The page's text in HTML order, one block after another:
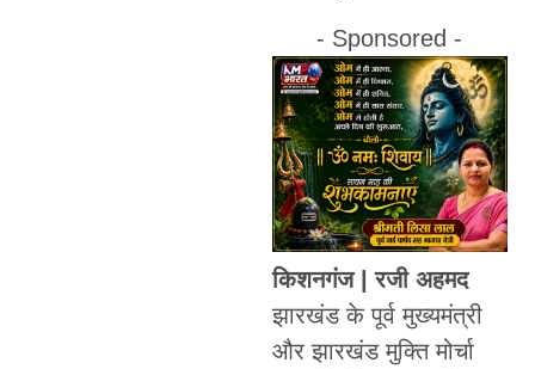
- Sponsored -
किशनगंज | रजी अहमद
झारखंड के पूर्व मुख्यमंत्री
और झारखंड मुक्ति मोर्चा